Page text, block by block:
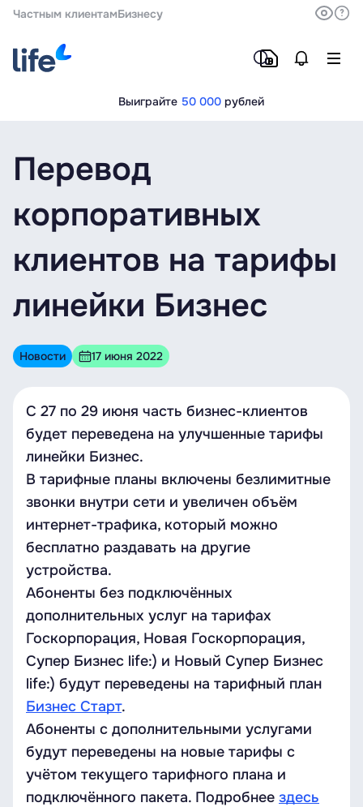
Частным клиентамБизнесу
Выиграйте 50 000 рублей
Перевод
корпоративных
клиентов на тарифы
линейки Бизнес
Новости 17 июня 2022
С 27 по 29 июня часть бизнес-клиентов
будет переведена на улучшенные тарифы
линейки Бизнес.
В тарифные планы включены безлимитные
звонки внутри сети и увеличен объём
интернет-трафика, который можно
бесплатно раздавать на другие
устройства.
Абоненты без подключённых
дополнительных услуг на тарифах
Госкорпорация, Новая Госкорпорация,
Супер Бизнес life:) и Новый Супер Бизнес
life:) будут переведены на тарифный план
Бизнес Старт.
Абоненты с дополнительными услугами
будут переведены на новые тарифы с
учётом текущего тарифного плана и
подключённого пакета. Подробнее здесь